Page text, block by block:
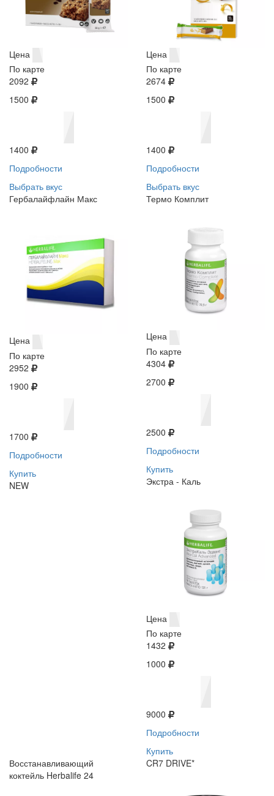
Цена
По карте
2092
1500
1400
Подробности
Выбрать вкус
Цена
По карте
2674
1500
1400
Подробности
Выбрать вкус
Гербалайфлайн Макс
Цена
По карте
2952
1900
1700
Подробности
Купить
NEW
Термо Комплит
Цена
По карте
4304
2700
2500
Подробности
Купить
Экстра - Каль
Цена
По карте
1432
1000
9000
Подробности
Купить
Восстанавливающий
коктейль Herbalife 24
CR7 DRIVE*